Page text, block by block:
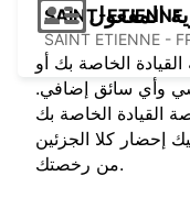
SAINT-ETIENNE
SAINT ETIENNE -
المفعول
الخاصة بك أو
وأي سائق إضافي.
القيادة الخاصة بك
إحضار كلا الجزئين
من رخصتك.